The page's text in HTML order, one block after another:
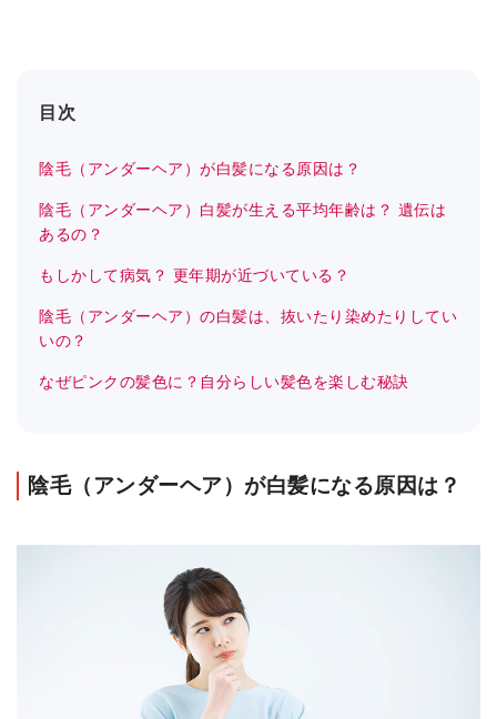
目次
陰毛（アンダーヘア）が白髪になる原因は？
陰毛（アンダーヘア）白髪が生える平均年齢は？ 遺伝は
あるの？
もしかして病気？ 更年期が近づいている？
陰毛（アンダーヘア）の白髪は、抜いたり染めたりしてい
いの？
なぜピンクの髪色に？自分らしい髪色を楽しむ秘訣
陰毛（アンダーヘア）が白髪になる原因は？